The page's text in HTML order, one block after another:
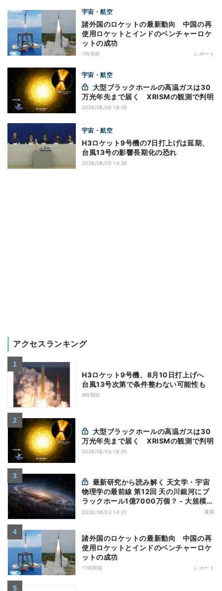
宇宙・航空
諸外国のロケットの最新動向 中国の再
使用ロケットとインドのベンチャーロケ
ットの成功
7時間前 レポート
宇宙・航空
万光年先まで届く XRISMの観測で判明
2026/08/06 18:05
宇宙・航空
H3ロケット9号機の7日打上げは延期、
台風13号の影響長期化の恐れ
2026/08/05 14:38
アクセスランキング
H3ロケット9号機、8月10日打上げへ
台風13号次第で条件整わない可能性も
9時間前
万光年先まで届く XRISMの観測で判明
2026/08/06 18:05
物理学の最前線 第12回 天の川銀河にブ
ラックホール1億7000万個？ - 大規模計
算が描くその分布
2026/08/03 14:31 連載
諸外国のロケットの最新動向 中国の再
使用ロケットとインドのベンチャーロケ
ットの成功
11時間前 レポート